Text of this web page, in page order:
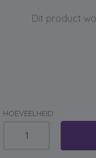
Dit product
HOEVEELHEID: